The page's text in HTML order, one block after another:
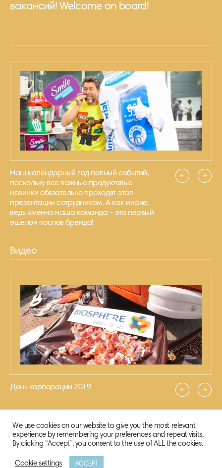
вакансий! Welcome on board!
Наш календарный год полный событий,
поскольку все важные продуктовые
новинки обязательно проходят этап
презентации сотрудникам. А как иначе,
ведь именно наша команда - это первый
эшелон послов бренда!
Видео
День корпорации 2019
© 2020 Biosphere Corporation.
We use cookies on our website to give you the most relevant
experience by remembering your preferences and repeat visits.
By clicking “Accept”, you consent to the use of ALL the cookies.
Cookie settings ACCEPT